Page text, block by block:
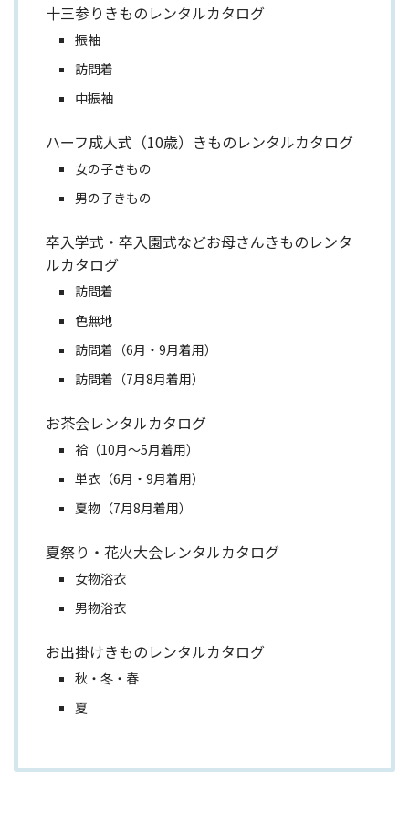
十三参りきものレンタルカタログ
振袖
訪問着
中振袖
ハーフ成人式（10歳）きものレンタルカタログ
女の子きもの
男の子きもの
卒入学式・卒入園式などお母さんきものレンタ
ルカタログ
訪問着
色無地
訪問着（6月・9月着用）
訪問着（7月8月着用）
お茶会レンタルカタログ
袷（10月～5月着用）
単衣（6月・9月着用）
夏物（7月8月着用）
夏祭り・花火大会レンタルカタログ
女物浴衣
男物浴衣
お出掛けきものレンタルカタログ
秋・冬・春
夏